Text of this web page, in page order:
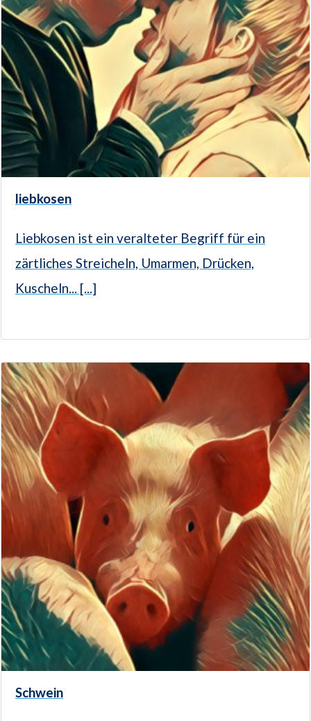
liebkosen
Liebkosen ist ein veralteter Begriff für ein
zärtliches Streicheln, Umarmen, Drücken,
Kuscheln... [...]
Schwein